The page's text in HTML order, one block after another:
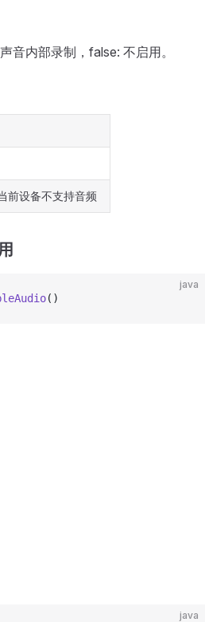
音内部录制，false: 不启用。
前设备不支持音频
java
()
java